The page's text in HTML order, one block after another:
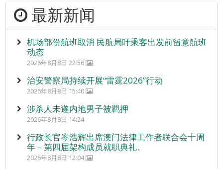
最新新闻
机场部份航班取消 民航局吁乘客出发前留意航班
动态
2026年8月8日 22:56
治安警察局持续开展“雷霆2026”行动
2026年8月8日 15:40
涉杀人未遂内地男子被羁押
2026年8月8日 14:24
行政长官岑浩辉出席澳门法律工作者联合会十周
年 – 第四届架构成员就职典礼。
2026年8月8日 12:04